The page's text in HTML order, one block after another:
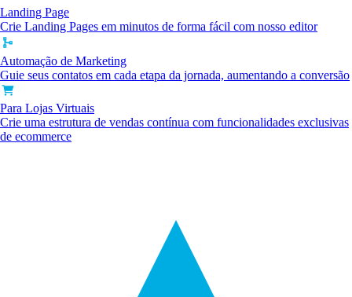
Landing Page
Crie Landing Pages em minutos de forma fácil com nosso editor
Automação de Marketing
Guie seus contatos em cada etapa da jornada, aumentando a conversão
Para Lojas Virtuais
Crie uma estrutura de vendas contínua com funcionalidades exclusivas
de ecommerce